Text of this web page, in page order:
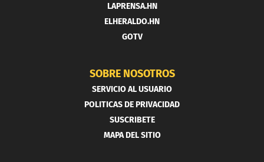
LAPRENSA.HN
ELHERALDO.HN
GOTV
SOBRE NOSOTROS
SERVICIO AL USUARIO
POLITICAS DE PRIVACIDAD
SUSCRIBETE
MAPA DEL SITIO